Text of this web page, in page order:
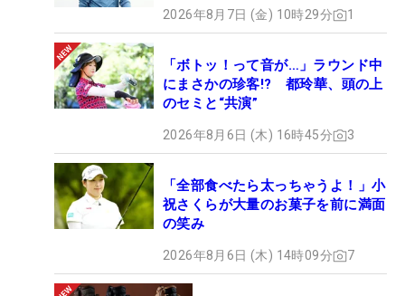
2026年8月7日 (金) 10時29分 1
「ボトッ！って音が…」ラウンド中
にまさかの珍客!? 都玲華、頭の上
のセミと“共演”
2026年8月6日 (木) 16時45分 3
「全部食べたら太っちゃうよ！」小
祝さくらが大量のお菓子を前に満面
の笑み
2026年8月6日 (木) 14時09分 7